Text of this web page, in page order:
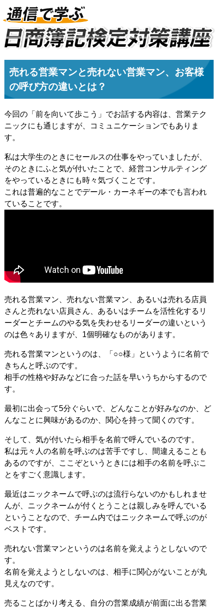
売れる営業マンと売れない営業マン、お客様
の呼び方の違いとは？
今回の「前を向いて歩こう」でお話する内容は、営業テク
ニックにも通じますが、コミュニケーションでもありま
す。
私は大学生のときにセールスの仕事をやっていましたが、
そのときにふと気が付いたことで、経営コンサルティング
をやっているときにも時々気づくことです。
これは普遍的なことでデール・カーネギーの本でも言われ
ていることです。
売れる営業マン、売れない営業マン、あるいは売れる店員
さんと売れない店員さん、あるいはチームを活性化するリ
ーダーとチームのやる気を失わせるリーダーの違いという
のは色々ありますが、1個明確なものがあります。
売れる営業マンというのは、「○○様」というように名前で
きちんと呼ぶのです。
相手の性格や好みなどに合った話を早いうちからするので
す。
最初に出会って5分ぐらいで、どんなことが好みなのか、ど
んなことに興味があるのか、関心を持って聞くのです。
そして、気が付いたら相手を名前で呼んでいるのです。
私は元々人の名前を呼ぶのは苦手ですし、間違えることも
あるのですが、ここぞというときには相手の名前を呼ぶこ
とをすごく意識します。
最近はニックネームで呼ぶのは流行らないのかもしれませ
んが、ニックネームが付くとうことは親しみを呼んでいる
ということなので、チーム内ではニックネームで呼ぶのが
ベストです。
売れない営業マンというのは名前を覚えようとしないので
す。
名前を覚えようとしないのは、相手に関心がないことが丸
見えなのです。
売ることばかり考える、自分の営業成績が前面に出る営業